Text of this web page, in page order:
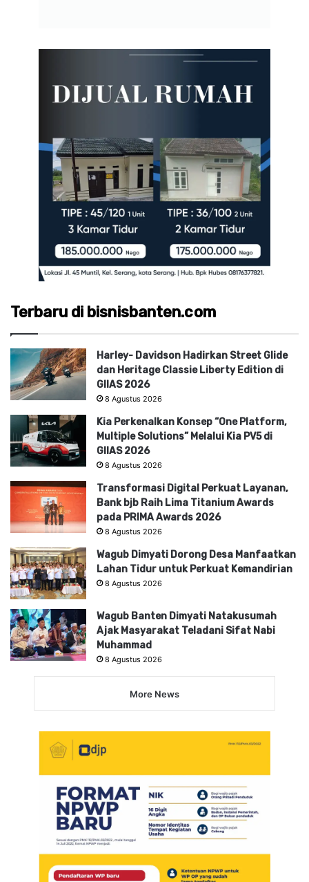
Terbaru di bisnisbanten.com
Harley- Davidson Hadirkan Street Glide
dan Heritage Classie Liberty Edition di
GIIAS 2026
8 Agustus 2026
Kia Perkenalkan Konsep “One Platform,
Multiple Solutions” Melalui Kia PV5 di
GIIAS 2026
8 Agustus 2026
Transformasi Digital Perkuat Layanan,
Bank bjb Raih Lima Titanium Awards
pada PRIMA Awards 2026
8 Agustus 2026
Wagub Dimyati Dorong Desa Manfaatkan
Lahan Tidur untuk Perkuat Kemandirian
8 Agustus 2026
Wagub Banten Dimyati Natakusumah
Ajak Masyarakat Teladani Sifat Nabi
Muhammad
8 Agustus 2026
More News